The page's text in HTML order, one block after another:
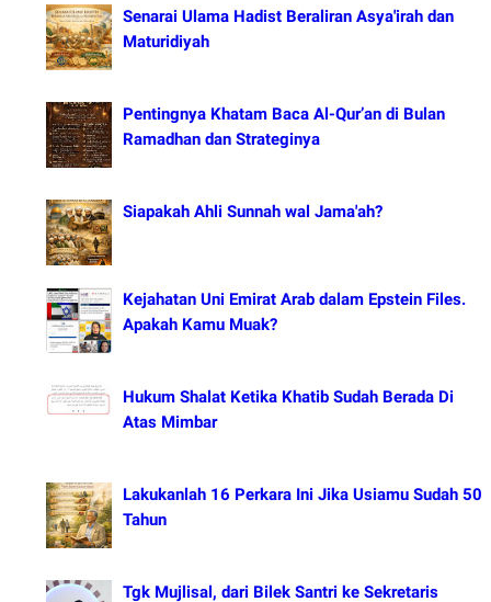
Senarai Ulama Hadist Beraliran Asya'irah dan
Maturidiyah
Pentingnya Khatam Baca Al-Qur’an di Bulan
Ramadhan dan Strateginya
Siapakah Ahli Sunnah wal Jama'ah?
Kejahatan Uni Emirat Arab dalam Epstein Files.
Apakah Kamu Muak?
Hukum Shalat Ketika Khatib Sudah Berada Di
Atas Mimbar
Lakukanlah 16 Perkara Ini Jika Usiamu Sudah 50
Tahun
Tgk Mujlisal, dari Bilek Santri ke Sekretaris